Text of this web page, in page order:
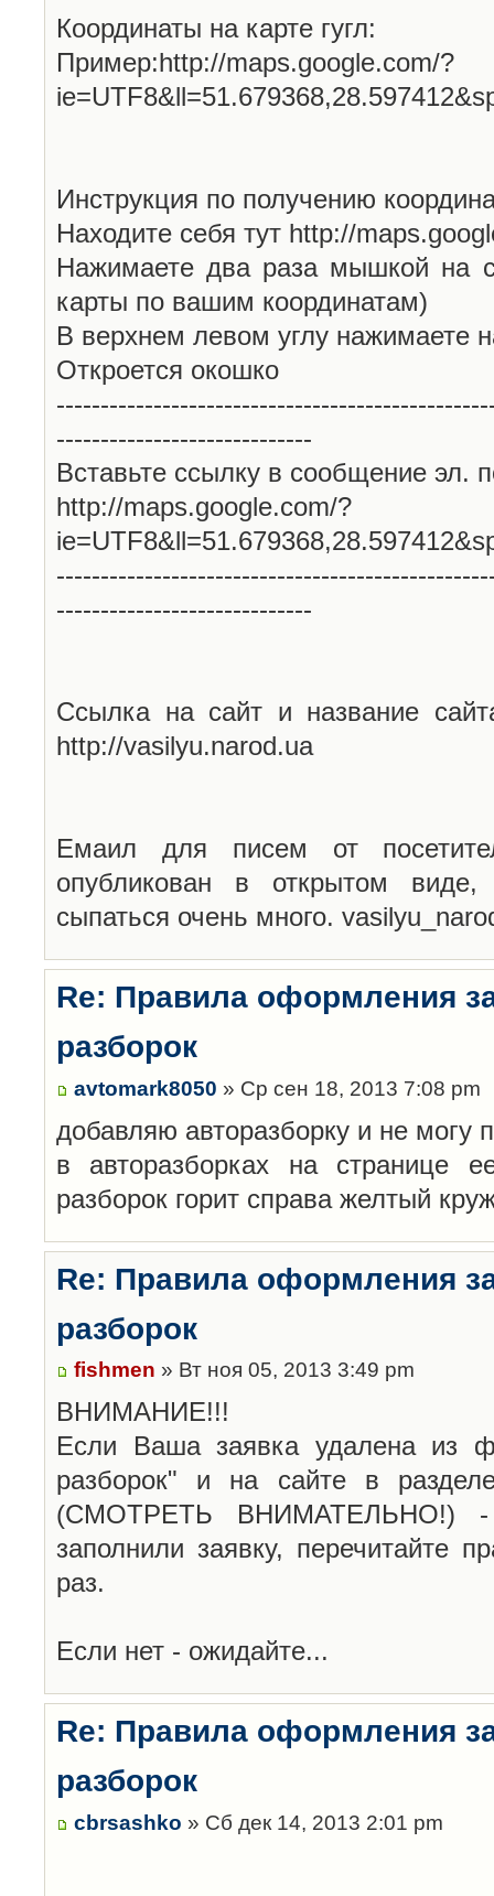
Координаты на карте гугл:
Пример:http://maps.google.com/?
Инструкция по получению
Находите себя тут http://
Нажимаете два раза мышкой на
карты по вашим координатам)
В верхнем левом углу нажимаете
Откроется окошко
-----------------------------
Вставьте ссылку в сообщение эл.
http://maps.google.com/?
-----------------------------
Ссылка на сайт и название
http://vasilyu.narod.ua
Емаил для писем от
опубликован в открытом
сыпаться очень много.
Re: Правила оформления
разборок
avtomark8050 » Ср сен 18, 2013 7:08 pm
добавляю авторазборку и не могу
в авторазборках на странице
разборок горит справа желтый
Re: Правила оформления
разборок
fishmen » Вт ноя 05, 2013 3:49 pm
ВНИМАНИЕ!!!
Если Ваша заявка удалена из
разборок" и на сайте в
(СМОТРЕТЬ ВНИМАТЕЛЬНО!)
заполнили заявку, перечитайте
раз.
Если нет - ожидайте...
Re: Правила оформления
разборок
cbrsashko » Сб дек 14, 2013 2:01 pm